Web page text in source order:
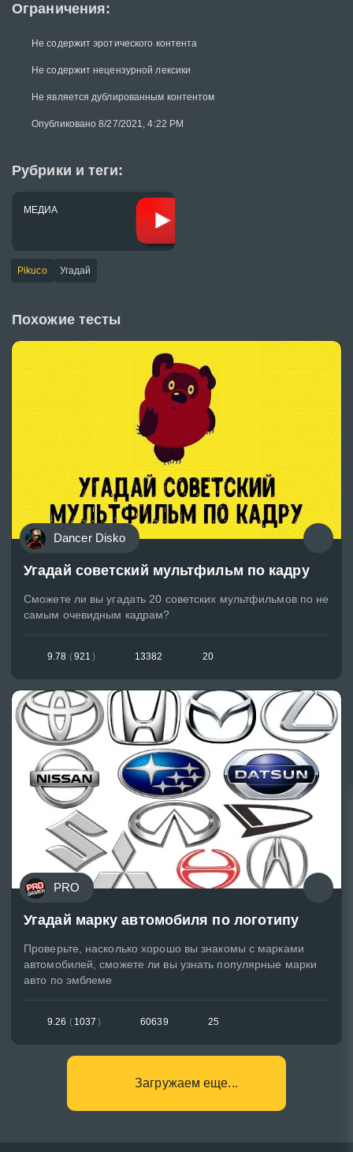
Ограничения:
Не содержит эротического контента
Не содержит нецензурной лексики
Не является дублированным контентом
Опубликовано 8/27/2021, 4:22 PM
Рубрики и теги:
МЕДИА
Pikuco Угадай
Похожие тесты
Dancer Disko
Угадай советский мультфильм по кадру
Сможете ли вы угадать 20 советских мультфильмов по не
самым очевидным кадрам?
9.78 (921 ) 13382 20
PRO
Угадай марку автомобиля по логотипу
Проверьте, насколько хорошо вы знакомы с марками
автомобилей, сможете ли вы узнать популярные марки
авто по эмблеме
9.26 ( 1037 ) 60639 25
Загружаем еще...